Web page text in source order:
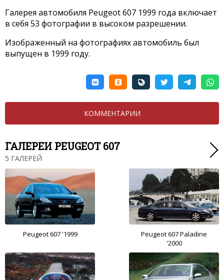
Галерея автомобиля Peugeot 607 1999 года включает
в себя 53 фотографии в высоком разрешении.
Изображенный на фотографиях автомобиль был
выпущен в 1999 году.
КОММЕНТАРИИ
ГАЛЕРЕИ PEUGEOT 607
5 ГАЛЕРЕЙ
Peugeot 607 '1999
Peugeot 607 Paladine
'2000